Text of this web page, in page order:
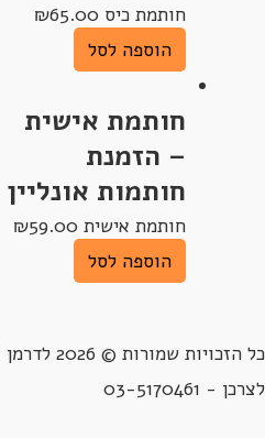
חותמת כיס ₪65.00
הוספה לסל
חותמת אישית
– הזמנת
חותמות אונליין
חותמת אישית ₪59.00
הוספה לסל
כל
לצרכן - 03-5170461